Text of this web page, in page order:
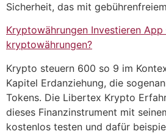
Sicherheit, das mit
Kryptowährungen Investieren App
kryptowährungen?
Krypto steuern 600 so 9 im
Kapitel Erdanziehung, die
Tokens. Die Libertex Krypto
dieses Finanzinstrument mit
kostenlos testen und dafür